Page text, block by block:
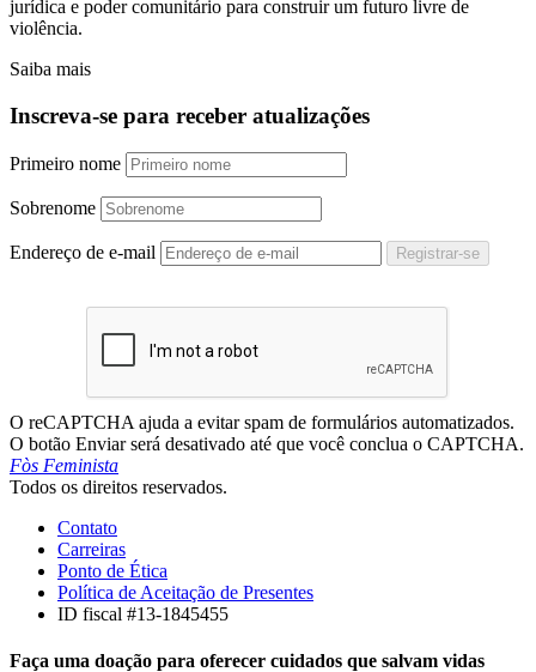
jurídica e poder comunitário para construir um futuro livre de
violência.
Saiba mais
Inscreva-se para receber atualizações
Primeiro nome
Sobrenome
Endereço de e-mail Registrar-se
O reCAPTCHA ajuda a evitar spam de formulários automatizados.
O botão Enviar será desativado até que você conclua o CAPTCHA.
Fòs Feminista
Todos os direitos reservados.
Contato
Carreiras
Ponto de Ética
Política de Aceitação de Presentes
ID fiscal #13-1845455
Faça uma doação para oferecer cuidados que salvam vidas